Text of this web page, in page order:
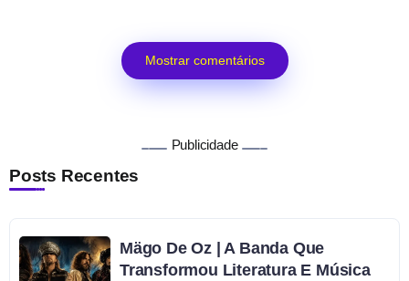
Mostrar comentários
Publicidade
Posts Recentes
Mägo De Oz | A Banda Que
Transformou Literatura E Música